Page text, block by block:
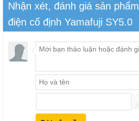
Nhận xét, đánh giá sản
điện cố định Yamafuji SY5.0